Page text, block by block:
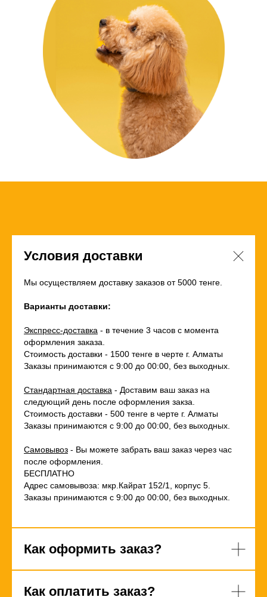
Условия доставки
Мы осуществляем доставку заказов от 5000 тенге.
Варианты доставки:
Экспресс-доставка - в течение 3 часов с момента
оформления заказа.
Стоимость доставки - 1500 тенге в черте г. Алматы
Заказы принимаются с 9:00 до 00:00, без выходных.
Стандартная доставка - Доставим ваш заказ на
следующий день после оформления закза.
Стоимость доставки - 500 тенге в черте г. Алматы
Заказы принимаются с 9:00 до 00:00, без выходных.
Самовывоз - Вы можете забрать ваш заказ через час
после оформления.
БЕСПЛАТНО
Адрес самовывоза: мкр.Кайрат 152/1, корпус 5.
Заказы принимаются с 9:00 до 00:00, без выходных.
Как оформить заказ?
Как оплатить заказ?